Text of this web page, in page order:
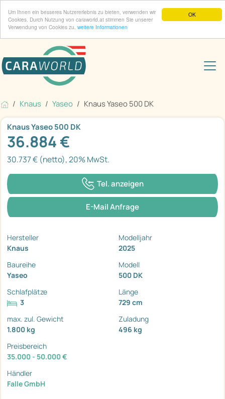
OK
Um Ihnen ein besseres Nutzererlebnis zu bieten, verwenden wir
Cookies. Durch Nutzung von caraworld.at stimmen Sie unserer
Verwendung von Cookies zu. weitere Informationen
Knaus Yaseo Knaus Yaseo 500 DK
Knaus Yaseo 500 DK
36.884 €
30.737 € (netto), 20% MwSt.
Tel. anzeigen
E-Mail Anfrage
Hersteller
Knaus
Modelljahr
2025
Baureihe
Yaseo
Modell
500 DK
Schlafplätze
3
Länge
729 cm
max. zul. Gewicht
1.800 kg
Zuladung
496 kg
Preisbereich
35.000 - 50.000 €
Händler
Falle GmbH